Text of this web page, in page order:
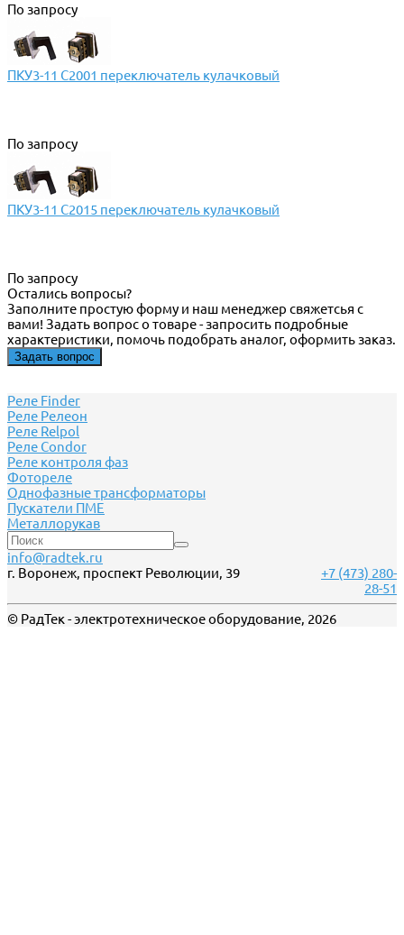
По запросу
ПКУ3-11 С2001 переключатель кулачковый
По запросу
ПКУ3-11 С2015 переключатель кулачковый
По запросу
Остались вопросы?
Заполните простую форму и наш менеджер свяжетсья с
вами! Задать вопрос о товаре - запросить подробные
характеристики, помочь подобрать аналог, оформить заказ.
Задать вопрос
Реле Finder
Реле Релеон
Реле Relpol
Реле Сondor
Реле контроля фаз
Фотореле
Однофазные трансформаторы
Пускатели ПМЕ
Металлорукав
info@radtek.ru
г. Воронеж, проспект Революции, 39
+7 (473) 280-
28-51
© РадТек - электротехническое оборудование, 2026